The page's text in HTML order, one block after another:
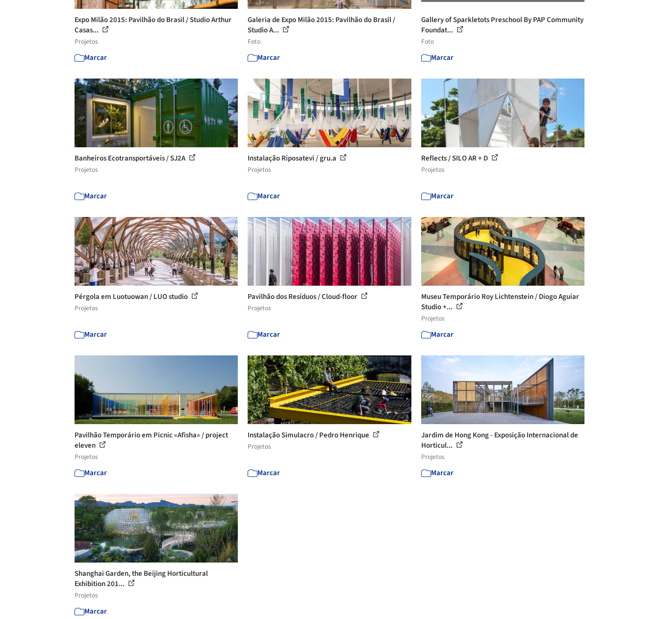
Expo Milão 2015: Pavilhão do Brasil / Studio Arthur
Casas...
Projetos
Marcar
Galeria de Expo Milão 2015: Pavilhão do Brasil /
Studio A...
Foto
Marcar
Gallery of Sparkletots Preschool By PAP Community
Foundat...
Foto
Marcar
Banheiros Ecotransportáveis / SJ2A
Projetos
Marcar
Instalação Riposatevi / gru.a
Projetos
Marcar
Reflects / SILO AR + D
Projetos
Marcar
Pérgola em Luotuowan / LUO studio
Projetos
Marcar
Pavilhão dos Resíduos / Cloud-floor
Projetos
Marcar
Museu Temporário Roy Lichtenstein / Diogo Aguiar
Studio +...
Projetos
Marcar
Pavilhão Temporário em Picnic «Afisha» / project
eleven
Projetos
Marcar
Instalação Simulacro / Pedro Henrique
Projetos
Marcar
Jardim de Hong Kong - Exposição Internacional de
Horticul...
Projetos
Marcar
Shanghai Garden, the Beijing Horticultural
Exhibition 201...
Projetos
Marcar